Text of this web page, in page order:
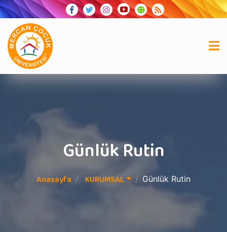
Günlük Rutin
Anasayfa KURUMSAL Günlük Rutin